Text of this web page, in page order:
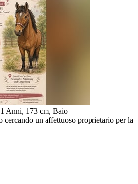
Anni, 173 cm, Baio
cercando un affettuoso proprietario per la